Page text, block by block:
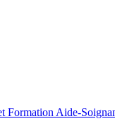
Formation Aide-